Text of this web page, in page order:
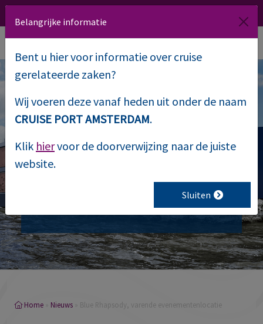
Blue Rhapsody,
varende
evenementenlocatie
Home Nieuws Blue Rhapsody, varende evenementenlocatie
Belangrijke informatie
Bent u hier voor informatie over cruise
gerelateerde zaken?
Wij voeren deze vanaf heden uit onder de naam
CRUISE PORT AMSTERDAM.
Klik hiervoor de doorverwijzing naar de juiste
website.
Sluiten